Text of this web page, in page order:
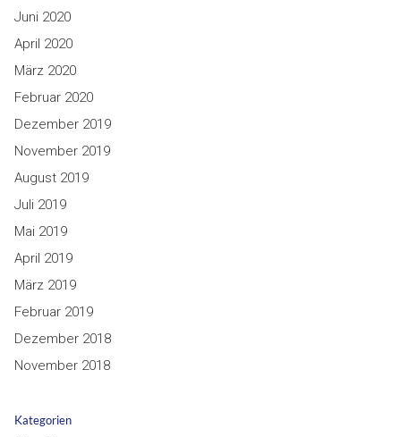
Juni 2020
April 2020
März 2020
Februar 2020
Dezember 2019
November 2019
August 2019
Juli 2019
Mai 2019
April 2019
März 2019
Februar 2019
Dezember 2018
November 2018
Kategorien